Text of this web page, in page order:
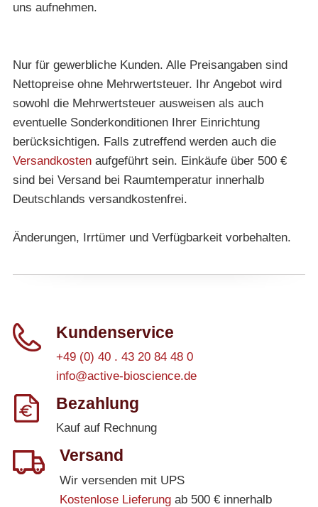
uns aufnehmen.
Nur für gewerbliche Kunden. Alle Preisangaben sind
Nettopreise ohne Mehrwertsteuer. Ihr Angebot wird
sowohl die Mehrwertsteuer ausweisen als auch
eventuelle Sonderkonditionen Ihrer Einrichtung
berücksichtigen. Falls zutreffend werden auch die
Versandkostenaufgeführt sein. Einkäufe über 500 €
sind bei Versand bei Raumtemperatur innerhalb
Deutschlands versandkostenfrei.
Änderungen, Irrtümer und Verfügbarkeit vorbehalten.
Kundenservice
+49 (0) 40 . 43 20 84 48 0
info@active-bioscience.de
Bezahlung
Kauf auf Rechnung
Versand
Wir versenden mit UPS
Kostenlose Lieferungab 500 € innerhalb